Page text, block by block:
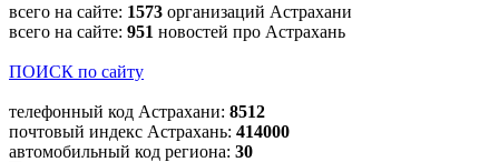
всего на сайте: 1573 организаций Астрахани
всего на сайте: 951 новостей про Астрахань
ПОИСК по сайту
телефонный код Астрахани: 8512
почтовый индекс Астрахань: 414000
автомобильный код региона: 30